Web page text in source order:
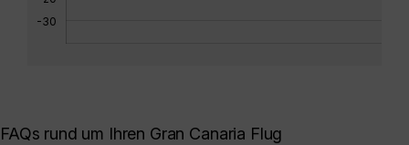
-30
FAQs rund um Ihren Gran Canaria Flug